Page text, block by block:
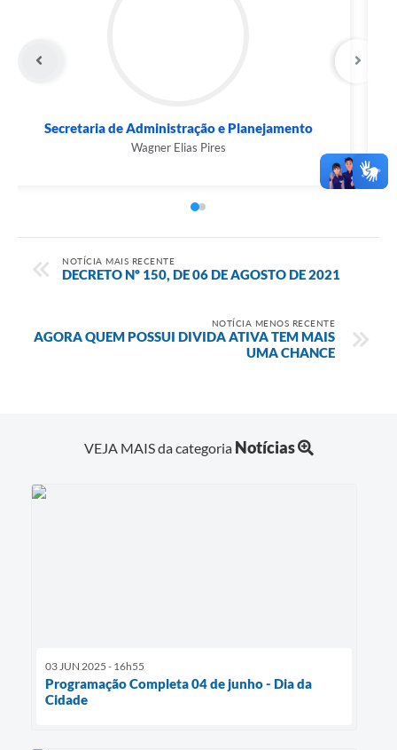
Secretaria de Administração e Planejamento
Wagner Elias Pires
NOTÍCIA MAIS RECENTE
DECRETO Nº 150, DE 06 DE AGOSTO DE 2021
NOTÍCIA MENOS RECENTE
AGORA QUEM POSSUI DIVIDA ATIVA TEM MAIS
UMA CHANCE
VEJA MAIS da categoria Notícias
03 JUN 2025 - 16h55
Programação Completa 04 de junho - Dia da
Cidade